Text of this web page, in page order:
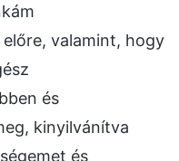
valamint, hogy
és
kinyilvánítva
és